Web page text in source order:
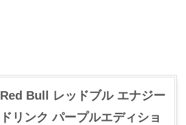
Red Bull レッドブル エナジー
ドリンク パープルエディショ